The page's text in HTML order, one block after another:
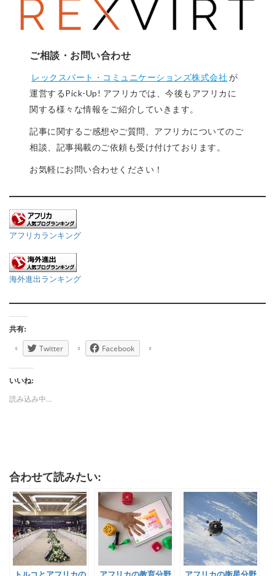
ご相談・お問い合わせ
レックスバート・コミュニケーションズ株式会社 が
運営するPick-Up! アフリカでは、今後もアフリカに
関する様々な情報をご紹介していきます。
記事に関するご感想やご質問、アフリカについてのご
相談、記事掲載のご依頼も受け付けております。
お気軽にお問い合わせください！
アフリカランキング
海外進出ランキング
共有:
Twitter Facebook
いいね:
読み込み中...
合わせて読みたい: